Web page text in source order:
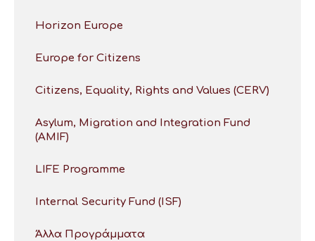
Horizon Europe
Europe for Citizens
Citizens, Equality, Rights and Values (CERV)
Asylum, Migration and Integration Fund
(AMIF)
LIFE Programme
Internal Security Fund (ISF)
Άλλα Προγράμματα